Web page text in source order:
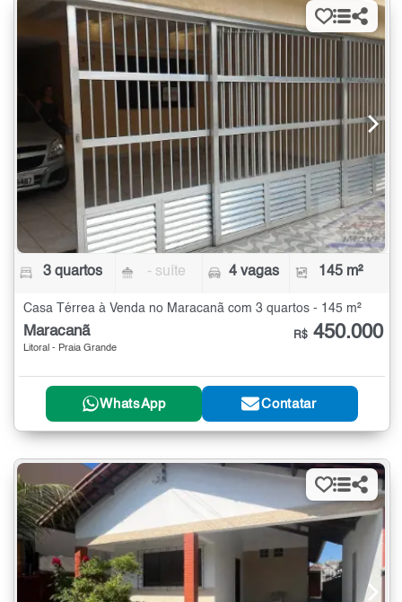
3 quartos - suíte 4 vagas 145 m²
Casa Térrea à Venda no Maracanã com 3 quartos - 145 m²
Maracanã
Litoral - Praia Grande
R$ 450.000
WhatsApp Contatar